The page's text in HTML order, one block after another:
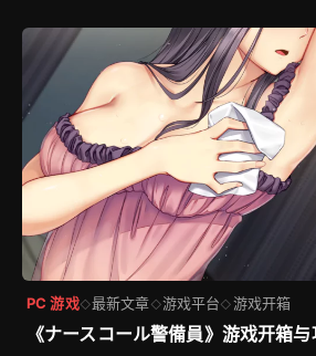
PC 游戏◇最新文章◇游戏平台◇游戏开箱
《ナースコール警備員》游戏开箱